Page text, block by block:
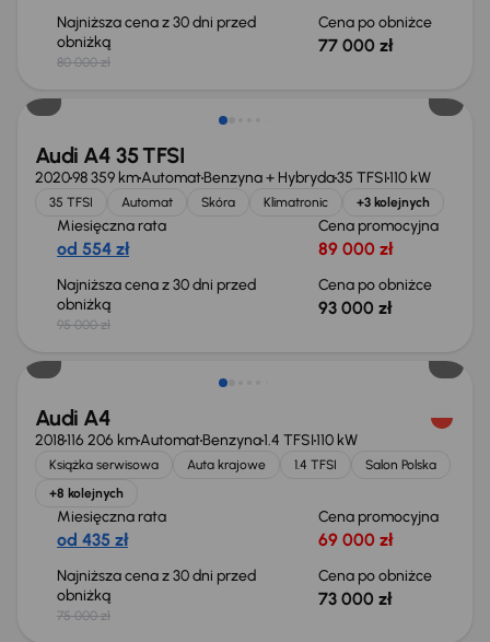
Najniższa cena z 30 dni przed
obniżką
80 000 zł
Cena po obniżce
77 000 zł
Taniej o 2 000 zł
Audi A4 35 TFSI
202098 359 kmAutomatBenzyna + Hybryda35 TFSI110 kW
35 TFSI Automat Skóra Klimatronic +3 kolejnych
Miesięczna rata
od 554 zł
Cena promocyjna
89 000 zł
Najniższa cena z 30 dni przed
obniżką
95 000 zł
Cena po obniżce
93 000 zł
Taniej o 2 000 zł
Audi A4
2018116 206 kmAutomatBenzyna1.4 TFSI110 kW
Książka serwisowa Auta krajowe 1.4 TFSI
Salon Polska
+8 kolejnych
Miesięczna rata
od 435 zł
Cena promocyjna
69 000 zł
Najniższa cena z 30 dni przed
obniżką
75 000 zł
Cena po obniżce
73 000 zł
Możliwość odliczenia VAT